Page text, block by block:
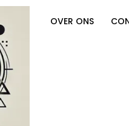
OVER ONS